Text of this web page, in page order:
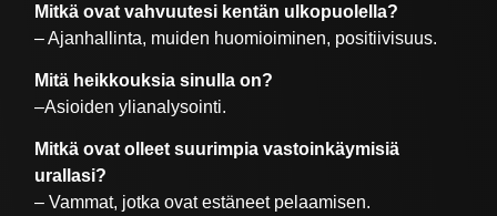
Mitkä ovat vahvuutesi kentän ulkopuolella?
– Ajanhallinta, muiden huomioiminen, positiivisuus.
Mitä heikkouksia sinulla on?
–Asioiden ylianalysointi.
Mitkä ovat olleet suurimpia vastoinkäymisiä
urallasi?
– Vammat, jotka ovat estäneet pelaamisen.